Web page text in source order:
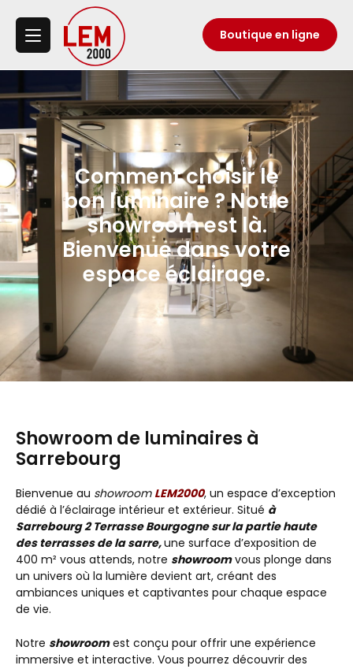
Boutique en ligne
Comment choisir le
bon luminaire ? Notre
showroom est là.
Bienvenue dans votre
espace éclairage.
Showroom de luminaires à
Sarrebourg
Bienvenue au showroom LEM2000, un espace d’exception
dédié à l’éclairage intérieur et extérieur. Situé à
Sarrebourg 2 Terrasse Bourgogne sur la partie haute
des terrasses de la sarre,une surface d’exposition de
400 m² vous attends, notre showroomvous plonge dans
un univers où la lumière devient art, créant des
ambiances uniques et captivantes pour chaque espace
de vie.
Notre showroomest conçu pour offrir une expérience
immersive et interactive. Vous pourrez découvrir des